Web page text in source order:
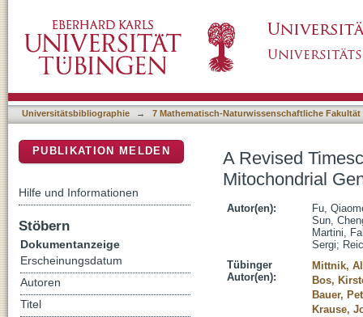
Universitätsbibliographie → 7 Mathematisch-Naturwissenschaftliche Fakultät
A Revised
Mitochondrial
Autor(en):
Fu,
Sun,
Martini,
Sergi;
Tübinger
Autor(en):
Mittnik,
Bos,
Bauer,
Krause,
PUBLIKATION MELDEN
Hilfe und Informationen
Stöbern
Dokumentanzeige
Erscheinungsdatum
Autoren
Titel